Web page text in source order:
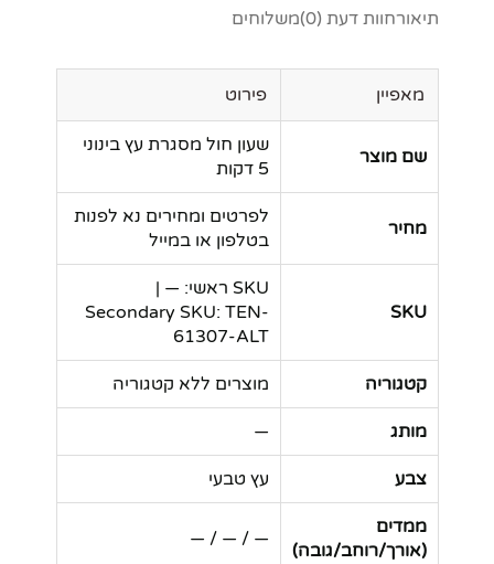
תיאורחוות דעת (0) משלוחים
מאפיין פירוט
שם מוצר
שעון חול מסגרת עץ בינוני
5 דקות
מחיר
לפרטים ומחירים נא לפנות
בטלפון או במייל
SKU
SKU ראשי: — |
Secondary SKU: TEN-
61307-ALT
קטגוריה מוצרים ללא קטגוריה
מותג —
צבע עץ טבעי
ממדים
(אורך/רוחב/גובה)
— / — / —